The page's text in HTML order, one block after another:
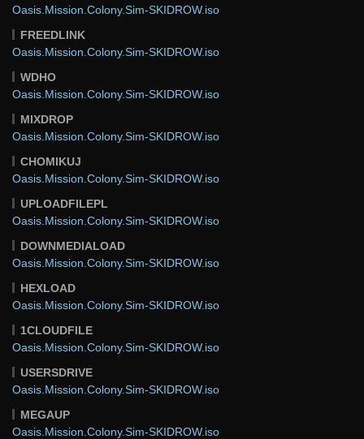
Oasis.Mission.Colony.Sim-SKIDROW.iso
FREEDLINK
Oasis.Mission.Colony.Sim-SKIDROW.iso
WDHO
Oasis.Mission.Colony.Sim-SKIDROW.iso
MIXDROP
Oasis.Mission.Colony.Sim-SKIDROW.iso
CHOMIKUJ
Oasis.Mission.Colony.Sim-SKIDROW.iso
UPLOADFILEPL
Oasis.Mission.Colony.Sim-SKIDROW.iso
DOWNMEDIALOAD
Oasis.Mission.Colony.Sim-SKIDROW.iso
HEXLOAD
Oasis.Mission.Colony.Sim-SKIDROW.iso
1CLOUDFILE
Oasis.Mission.Colony.Sim-SKIDROW.iso
USERSDRIVE
Oasis.Mission.Colony.Sim-SKIDROW.iso
MEGAUP
Oasis.Mission.Colony.Sim-SKIDROW.iso